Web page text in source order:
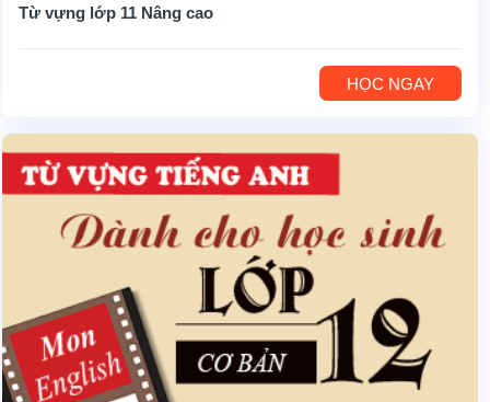
Từ vựng lớp 11 Nâng cao
HỌC NGAY